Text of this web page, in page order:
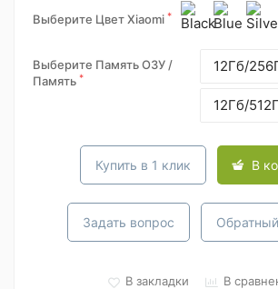
Выберите Цвет Xiaomi *
Выберите Память ОЗУ /
Память *
12Гб/
12Гб/
Купить в 1 клик В
Задать вопрос
В закладки В